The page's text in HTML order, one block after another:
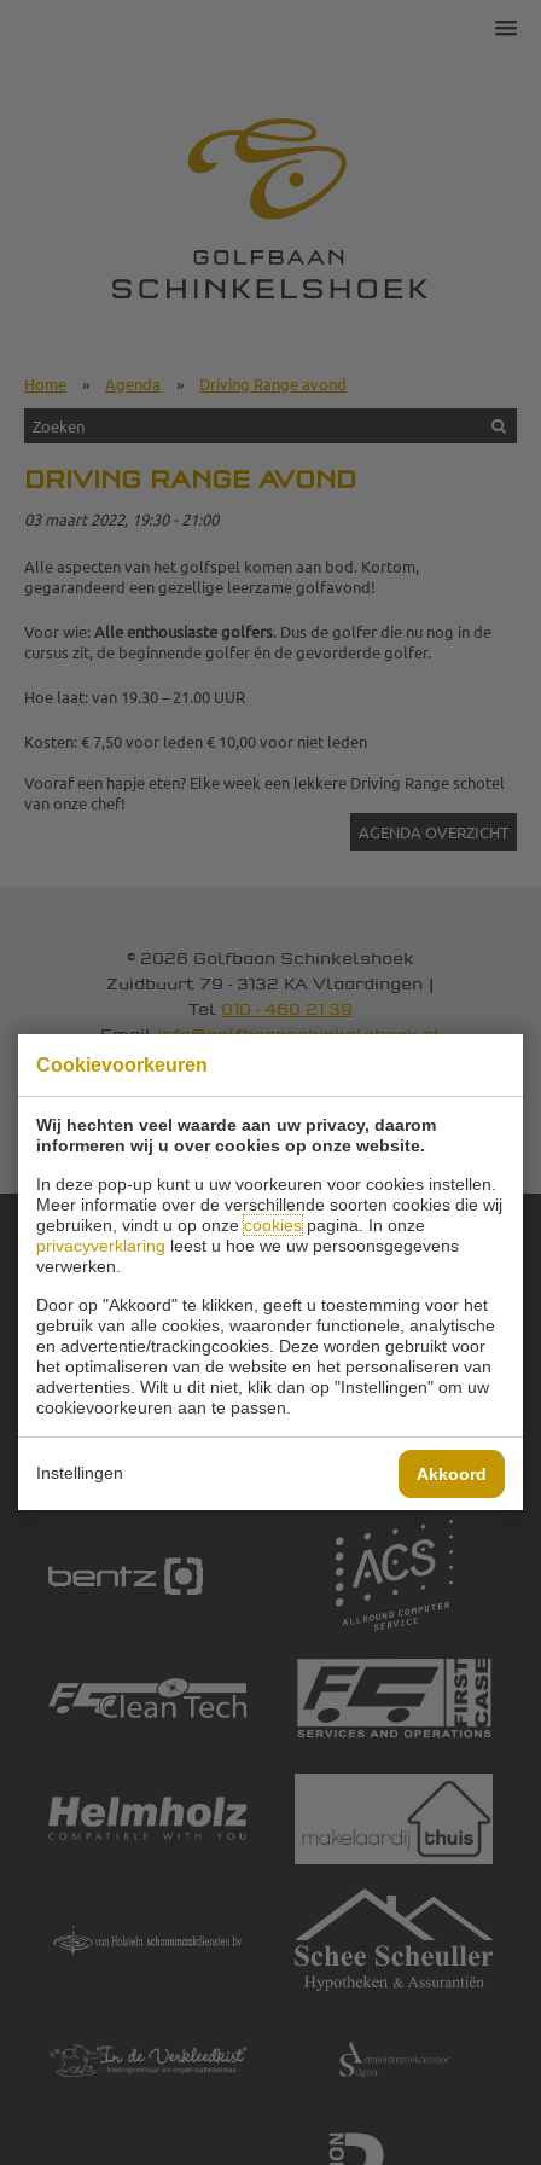
Cookievoorkeuren
Wij hechten veel waarde aan uw privacy, daarom
informeren wij u over cookies op onze website.
In deze pop-up kunt u uw voorkeuren voor cookies instellen.
Meer informatie over de verschillende soorten cookies die wij
gebruiken, vindt u op onzecookiespagina. In onze
privacyverklaring leest u hoe we uw persoonsgegevens
verwerken.
Door op "Akkoord" te klikken, geeft u toestemming voor het
gebruik van alle cookies, waaronder functionele, analytische
en advertentie/trackingcookies. Deze worden gebruikt voor
het optimaliseren van de website en het personaliseren van
advertenties. Wilt u dit niet, klik dan op "Instellingen" om uw
cookievoorkeuren aan te passen.
Instellingen Akkoord
Home » Agenda » Driving Range avond
DRIVING RANGE AVOND
03 maart 2022, 19:30 - 21:00
Alle aspecten van het golfspel komen aan bod. Kortom,
gegarandeerd een gezellige leerzame golfavond!
Voor wie: Alle enthousiaste golfers. Dus de golfer die nu nog in de
cursus zit, de beginnende golfer én de gevorderde golfer.
Hoe laat: van 19.30 – 21.00 UUR
Kosten: € 7,50 voor leden € 10,00 voor niet leden
Vooraf een hapje eten? Elke week een lekkere Driving Range schotel
van onze chef!
AGENDA OVERZICHT
© 2026 Golfbaan Schinkelshoek
Zuidbuurt 79 - 3132 KA Vlaardingen |
Tel 010 - 460 21 39
Emailinfo@golfbaanschinkelshoek.nl